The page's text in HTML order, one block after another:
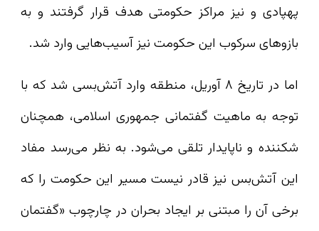
پهپادی و نیز مراکز حکومتی هدف قرار گرفتند و به
بازوهای سرکوب این حکومت نیز آسیب‌هایی وارد شد.
اما در تاریخ ۸ آوریل، منطقه وارد آتش‌بسی شد که با
توجه به ماهیت گفتمانی جمهوری اسلامی، همچنان
شکننده و ناپایدار تلقی می‌شود. به نظر می‌رسد مفاد
این آتش‌بس نیز قادر نیست مسیر این حکومت را که
برخی آن را مبتنی بر ایجاد بحران در چارچوب «گفتمان